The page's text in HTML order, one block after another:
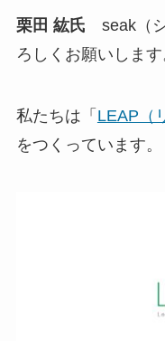
農業というと、皆
実際、新しく農業
にも満たず、「10